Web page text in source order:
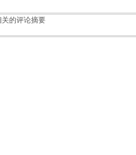
关的评论摘要